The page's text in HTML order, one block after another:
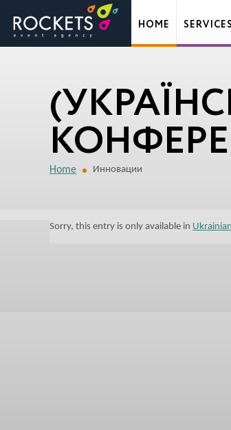
Home Инновации
Sorry, this entry is only available in Ukrainian
HOME SERVICES